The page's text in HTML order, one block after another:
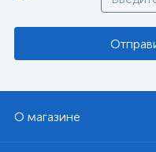
О магазине